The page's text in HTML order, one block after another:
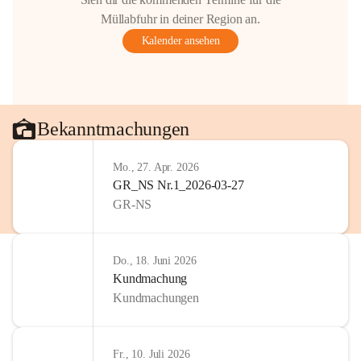
Müllabfuhr in deiner Region an.
Kalender ansehen
Bekanntmachungen
Mo., 27. Apr. 2026
GR_NS Nr.1_2026-03-27
GR-NS
Do., 18. Juni 2026
Kundmachung
Kundmachungen
Fr., 10. Juli 2026